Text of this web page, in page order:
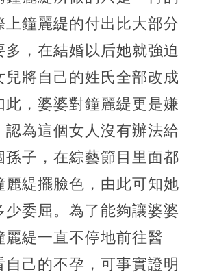
上鐘麗緹的付出比大部分
多，在結婚以后她就強迫
兒將自己的姓氏全部改成
此，婆婆對鐘麗緹更是嫌
認為這個女人沒有辦法給
孫子，在綜藝節目里面都
麗緹擺臉色，由此可知她
少委屈。為了能夠讓婆婆
麗緹一直不停地前往醫
自己的不孕，可事實證明